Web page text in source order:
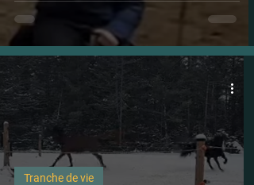
Tranche de vie